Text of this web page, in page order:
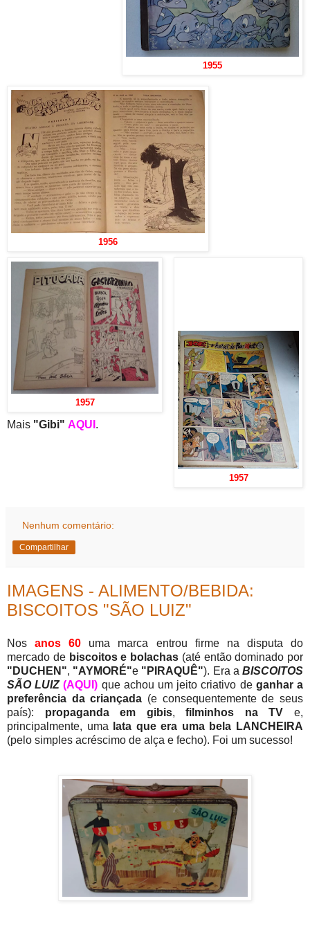
1955
1956
1957
1957
Mais "Gibi" AQUI .
Nenhum comentário:
Compartilhar
IMAGENS - ALIMENTO/BEBIDA:
BISCOITOS "SÃO LUIZ"
Nosanos 60 uma marca entrou firme na disputa do
mercado de biscoitos e bolachas (até então dominado por
"DUCHEN", "AYMORÉ"e "PIRAQUÊ"). Era aBISCOITOS
SÃO LUIZ(AQUI) que achou um jeito criativo de ganhar a
preferência da criançada (e consequentemente de seus
país): propaganda em gibis,filminhos na TV e,
principalmente, uma
lata que era uma bela LANCHEIRA
(pelo simples acréscimo de alça e fecho). Foi um sucesso!